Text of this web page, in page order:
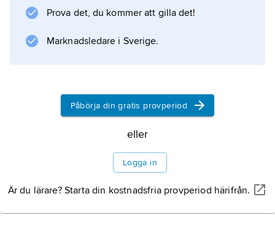
Information om artikeln
Prova det, du kommer att gilla det!
Marknadsledare i Sverige.
Påbörja din gratis provperiod
eller
Logga in
Är du lärare? Starta din kostnadsfria provperiod härifrån.